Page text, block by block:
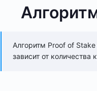
Алгоритм Proof of
зависит от количества